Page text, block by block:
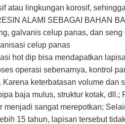
atau lingkungan korosif,
ALAMI SEBAGAI BAHAN
galvanis celup panas, dan
celup panas
hot dip bisa mendapatkan
operasi sebenarnya, kontrol
Karena keterbatasan volume
baja mulus, struktur kotak,
menjadi sangat merepotkan;
15 tahun, lapisan tersebut